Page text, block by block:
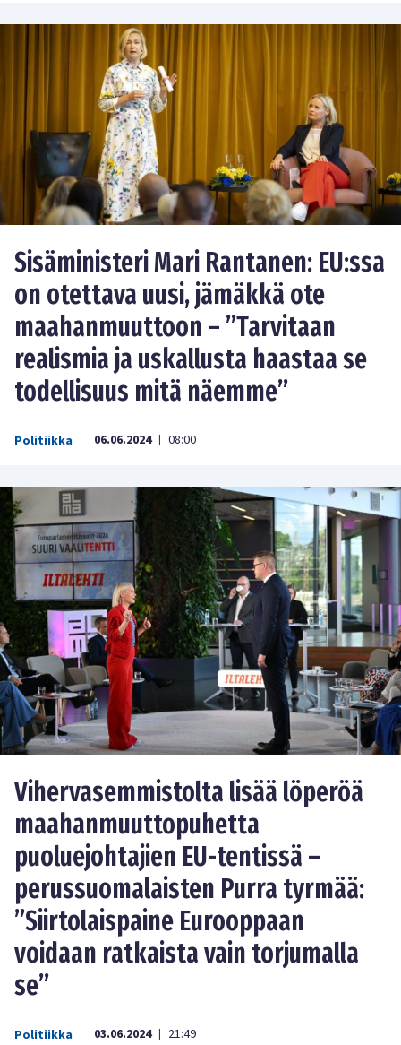
Sisäministeri Mari Rantanen: EU:ssa
on otettava uusi, jämäkkä ote
maahanmuuttoon – ”Tarvitaan
realismia ja uskallusta haastaa se
todellisuus mitä näemme”
Politiikka 06.06.2024 | 08:00
Vihervasemmistolta lisää löperöä
maahanmuuttopuhetta
puoluejohtajien EU-tentissä –
perussuomalaisten Purra tyrmää:
”Siirtolaispaine Eurooppaan
voidaan ratkaista vain torjumalla
se”
Politiikka 03.06.2024 | 21:49